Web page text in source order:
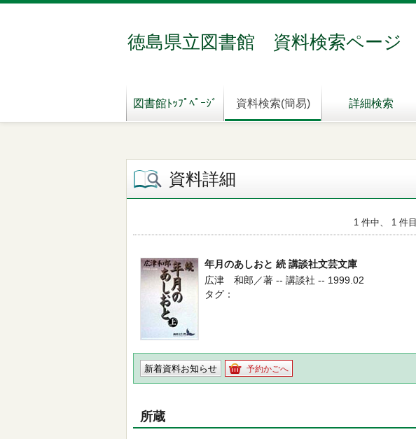
徳島県立図書館 資料検索ページ
図書館ﾄｯﾌﾟﾍﾟｰｼﾞ 資料検索(簡易) 詳細検索
資料詳細
1 件中、 1 件目
年月のあしおと 続 講談社文芸文庫
広津 和郎／著 -- 講談社 -- 1999.02
タグ
新着資料お知らせ 予約かごへ
所蔵